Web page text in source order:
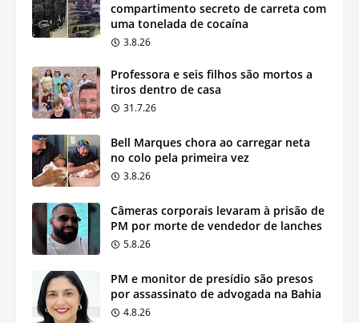
compartimento secreto de carreta com
uma tonelada de cocaína
3.8.26
Professora e seis filhos são mortos a
tiros dentro de casa
31.7.26
Bell Marques chora ao carregar neta
no colo pela primeira vez
3.8.26
Câmeras corporais levaram à prisão de
PM por morte de vendedor de lanches
5.8.26
PM e monitor de presídio são presos
por assassinato de advogada na Bahia
4.8.26